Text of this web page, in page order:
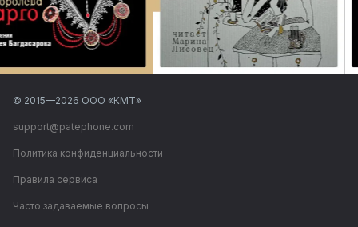
© 2015—2026 ООО «КМТ»
support@patephone.com
Политика конфиденциальности
Правила сервиса
Часто задаваемые вопросы